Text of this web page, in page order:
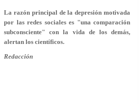
La razón principal de la depresión motivada
por las redes sociales es "una comparación
subconsciente" con la vida de los demás,
alertan los científicos.
Redacción